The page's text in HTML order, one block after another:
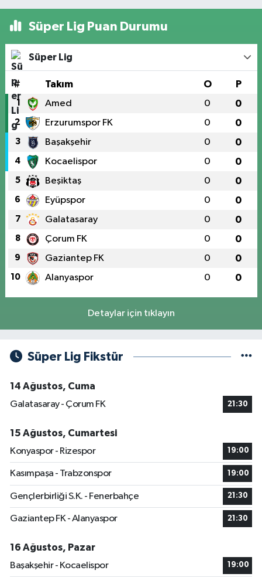
Süper Lig Puan Durumu
Süper Lig
# Takım O P
1 Amed 0 0
2 Erzurumspor FK 0 0
3 Başakşehir 0 0
4 Kocaelispor 0 0
5 Beşiktaş 0 0
6 Eyüpspor 0 0
7 Galatasaray 0 0
8 Çorum FK 0 0
9 Gaziantep FK 0 0
10 Alanyaspor 0 0
Detaylar için tıklayın
Süper Lig Fikstür
14 Ağustos, Cuma
Galatasaray - Çorum FK
21:30
15 Ağustos, Cumartesi
Konyaspor - Rizespor
19:00
Kasımpaşa - Trabzonspor 19:00
Gençlerbirliği S.K. - Fenerbahçe 21:30
Gaziantep FK - Alanyaspor 21:30
16 Ağustos, Pazar
Başakşehir - Kocaelispor
19:00